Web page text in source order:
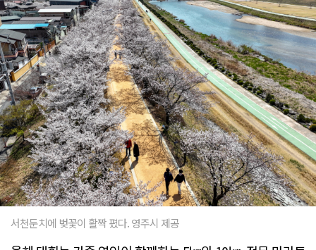
서천둔치에 벚꽃이 활짝 폈다. 영주시 제공